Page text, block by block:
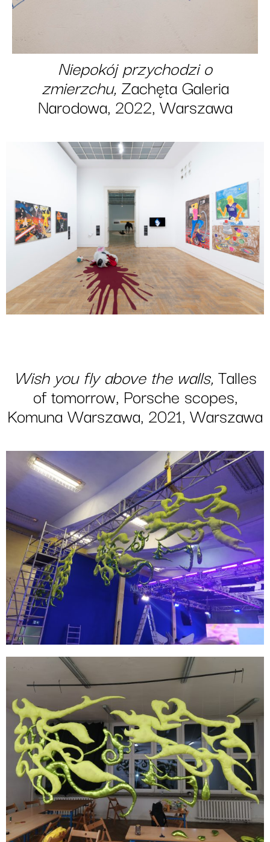
Niepokój przychodzi o
zmierzchu, Zachęta Galeria
Narodowa, 2022, Warszawa
Wish you fly above the walls,Talles
of tomorrow, Porsche scopes,
Komuna Warszawa, 2021, Warszawa